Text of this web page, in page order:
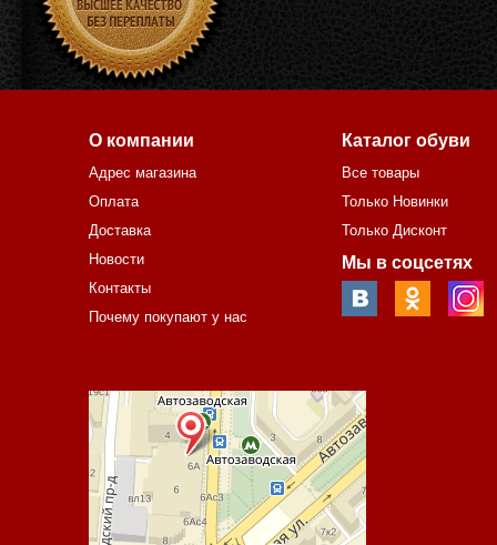
О компании
Адрес магазина
Оплата
Доставка
Новости
Контакты
Почему покупают у нас
Каталог обуви
Все товары
Только Новинки
Только Дисконт
Мы в соцсетях